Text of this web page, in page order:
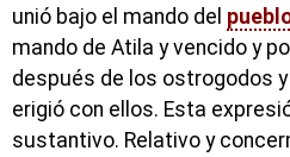
unió bajo el mando del
mando de Atila y vencido y
después de los ostrogodos
erigió con ellos. Esta
sustantivo. Relativo y